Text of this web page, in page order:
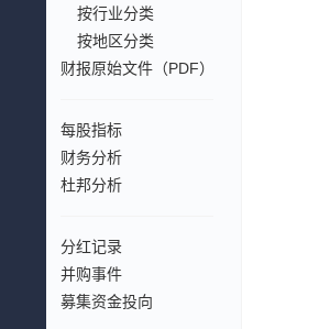
按行业分类
按地区分类
财报原始文件（PDF）
每股指标
财务分析
杜邦分析
分红记录
并购事件
募集资金投向